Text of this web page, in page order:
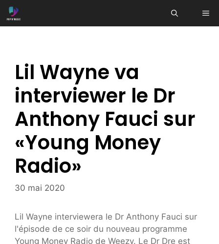
Aller
au
Lil Wayne va
interviewer le Dr
Anthony Fauci sur
«Young Money
Radio»
30 mai 2020
Lil Wayne interviewera le Dr Anthony Fauci sur
l'épisode de ce soir du nouveau programme
Young Money Radio de Weezy. Le Dr Dre est